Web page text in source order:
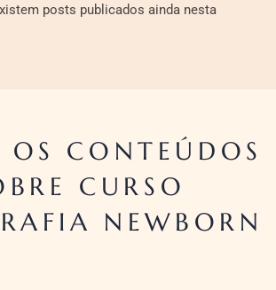
posts publicados ainda nesta
OS CONTEÚDOS
CURSO
NEWBORN